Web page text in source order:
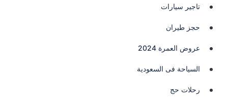
تاجير سيارات
حجز طيران
عروض العمرة 2024
السياحة فى السعودية
رحلات حج